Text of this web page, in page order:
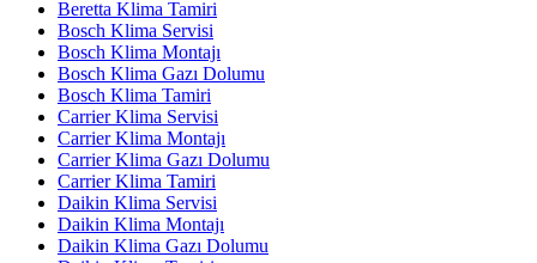
Beretta Klima Tamiri
Bosch Klima Servisi
Bosch Klima Montajı
Bosch Klima Gazı Dolumu
Bosch Klima Tamiri
Carrier Klima Servisi
Carrier Klima Montajı
Carrier Klima Gazı Dolumu
Carrier Klima Tamiri
Daikin Klima Servisi
Daikin Klima Montajı
Daikin Klima Gazı Dolumu